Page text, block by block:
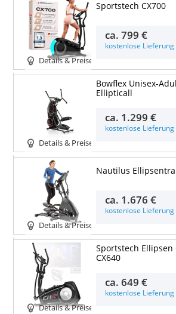
Details & Preise
Sportstech CX700
ca.799 €
kostenlose Lieferung
Details & Preise
Bowflex Unisex-
Ellipticall
ca. 1.299 €
kostenlose Lieferung
Details & Preise
Nautilus
ca. 1.676 €
kostenlose Lieferung
Details & Preise
Sportstech Ellipsen
CX640
ca.649 €
kostenlose Lieferung